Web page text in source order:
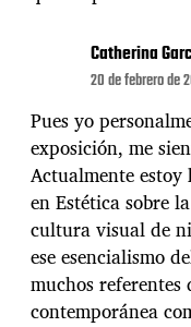
Catherina
20 de febrero de
Pues yo
exposición, me
Actualmente
en Estética sobre
cultura visual de
ese esencialismo
muchos
contemporánea